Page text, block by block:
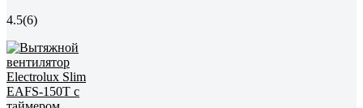
4.5(6)